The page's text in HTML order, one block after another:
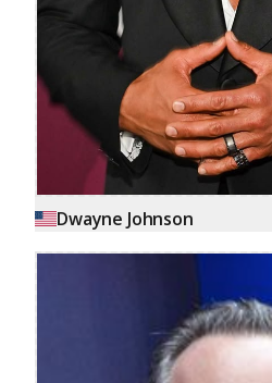
Dwayne Johnson